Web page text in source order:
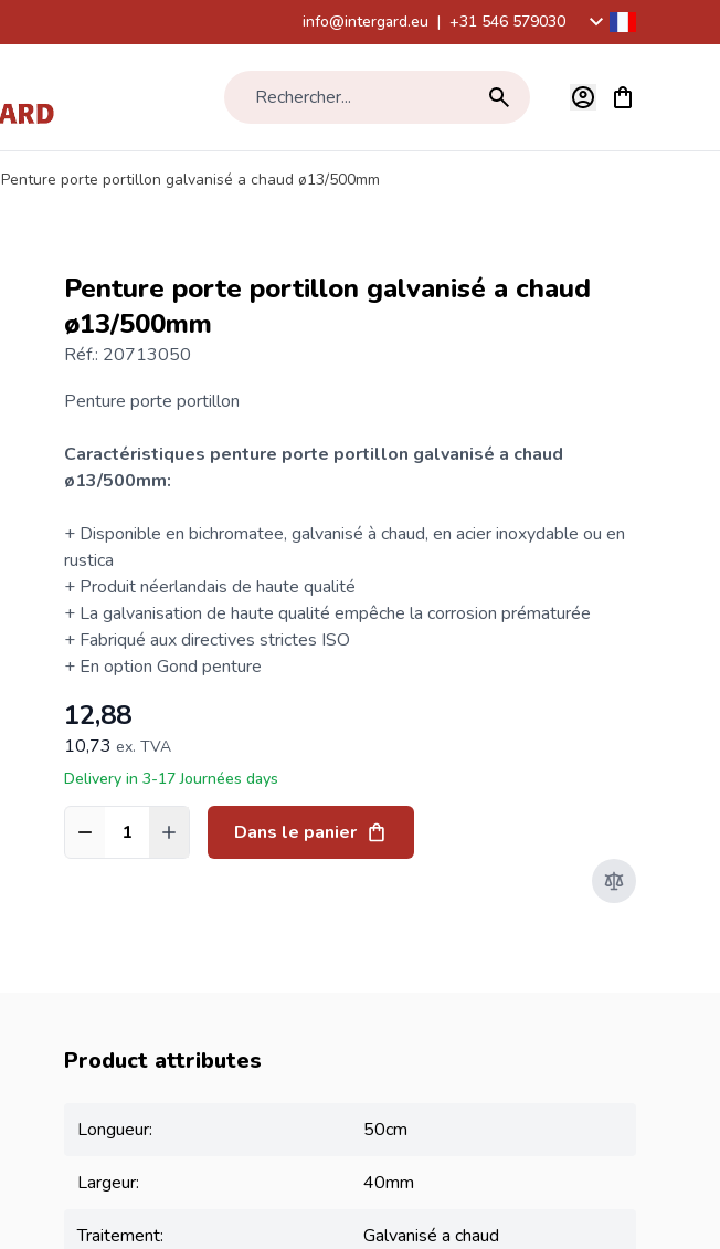
info@intergard.eu | +31 546 579030
Rechercher... Voir le
Penture porte portillon galvanisé a chaud ø13/500mm
Penture porte portillon galvanisé a chaud
ø13/500mm
Réf.: 20713050
Penture porte portillon
Caractéristiques penture porte portillon galvanisé a chaud
ø13/500mm:
+ Disponible en bichromatee, galvanisé à chaud, en acier inoxydable ou en
rustica
+ Produit néerlandais de haute qualité
+ La galvanisation de haute qualité empêche la corrosion prématurée
+ Fabriqué aux directives strictes ISO
+ En option Gond penture
12,88
10,73 ex. TVA
Delivery in 3-17 Journées days
Quantité Dans le panier
Product attributes
Longueur: 50cm
Largeur: 40mm
Traitement: Galvanisé a chaud